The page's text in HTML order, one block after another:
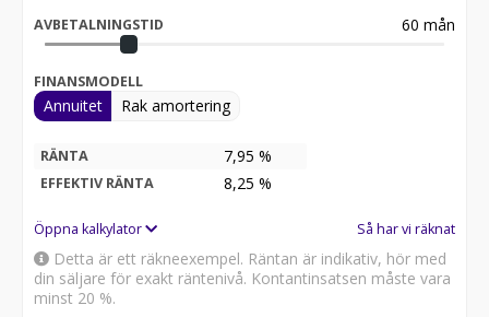
AVBETALNINGSTID 60 mån
FINANSMODELL
Annuitet Rak amortering
RÄNTA 7,95 %
EFFEKTIV RÄNTA 8,25 %
Öppna kalkylator Så har vi räknat
Detta är ett räkneexempel. Räntan är indikativ, hör med
din säljare för exakt räntenivå. Kontantinsatsen måste vara
minst 20 %.